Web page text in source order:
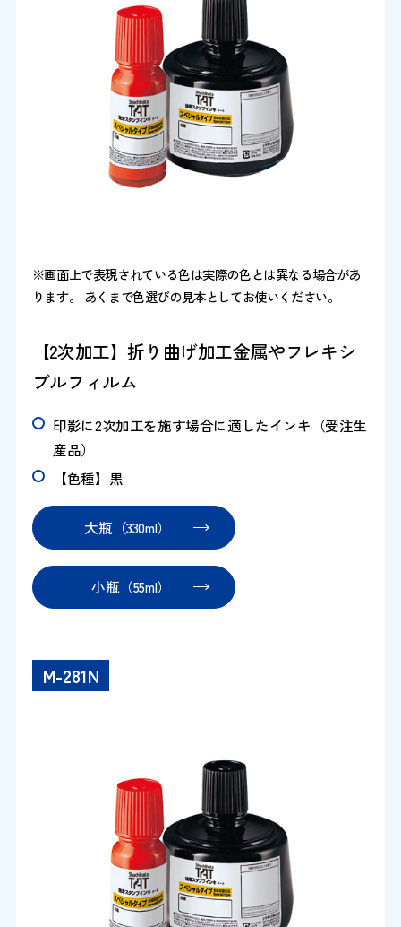
※画面上で表現されている色は実際の色とは異なる場合があ
ります。 あくまで色選びの見本としてお使いください。
【2次加工】折り曲げ加工金属やフレキシ
ブルフィルム
印影に2次加工を施す場合に適したインキ（受注生
産品）
【色種】黒
大瓶（330ml）
小瓶（55ml）
M-281N